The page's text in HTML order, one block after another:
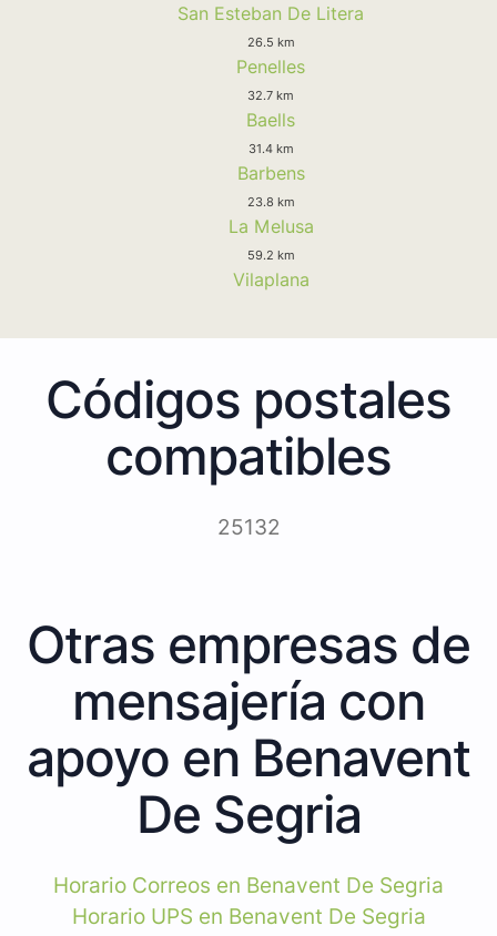
San Esteban De Litera
26.5 km
Penelles
32.7 km
Baells
31.4 km
Barbens
23.8 km
La Melusa
59.2 km
Vilaplana
Códigos postales
compatibles
25132
Otras empresas de
mensajería con
apoyo en Benavent
De Segria
Horario Correos en Benavent De Segria
Horario UPS en Benavent De Segria